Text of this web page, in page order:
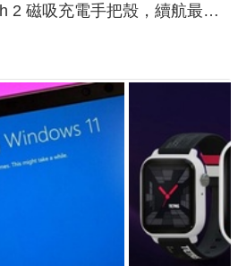
2 磁吸充電手把殼，續航最高